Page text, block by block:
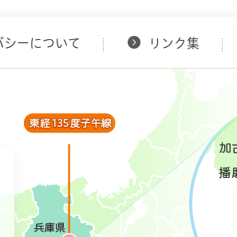
シーについて リンク集